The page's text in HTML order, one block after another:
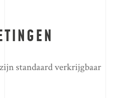
standaard verkrijgbaar